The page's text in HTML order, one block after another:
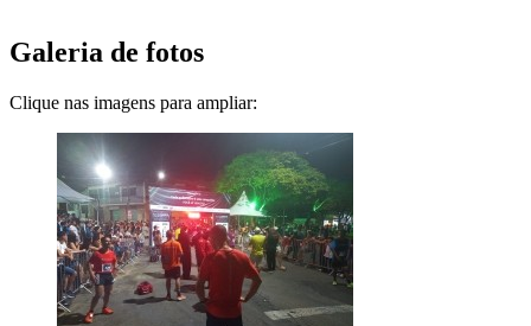
Galeria de fotos
Clique nas imagens para ampliar: